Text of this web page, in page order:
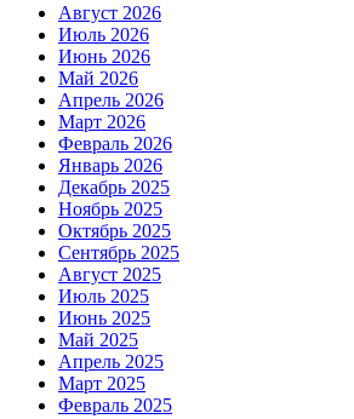
Август 2026
Июль 2026
Июнь 2026
Май 2026
Апрель 2026
Март 2026
Февраль 2026
Январь 2026
Декабрь 2025
Ноябрь 2025
Октябрь 2025
Сентябрь 2025
Август 2025
Июль 2025
Июнь 2025
Май 2025
Апрель 2025
Март 2025
Февраль 2025